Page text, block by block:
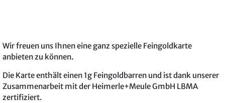
Wir freuen uns Ihnen eine ganz spezielle Feingoldkarte
anbieten zu können.
Die Karte enthält einen 1g Feingoldbarren und ist dank unserer
Zusammenarbeit mit der Heimerle+Meule GmbH LBMA
zertifiziert.